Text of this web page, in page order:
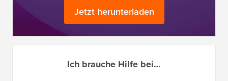
Jetzt herunterladen
Ich brauche Hilfe bei…